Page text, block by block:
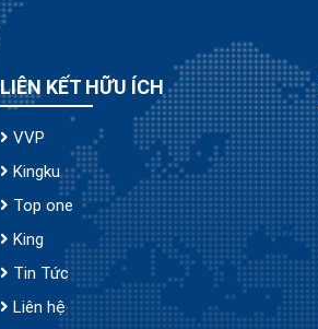
LIÊN KẾT HỮU ÍCH
VVP
Kingku
Top one
King
Tin Tức
Liên hệ